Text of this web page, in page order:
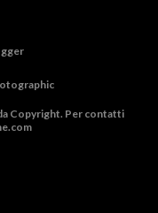
Copyright. Per contatti